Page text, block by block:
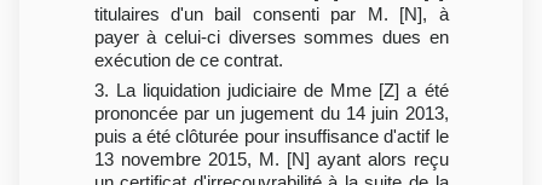
titulaires d'un bail consenti par M. [N], à
payer à celui-ci diverses sommes dues en
exécution de ce contrat.
3. La liquidation judiciaire de Mme [Z] a été
prononcée par un jugement du 14 juin 2013,
puis a été clôturée pour insuffisance d'actif le
13 novembre 2015, M. [N] ayant alors reçu